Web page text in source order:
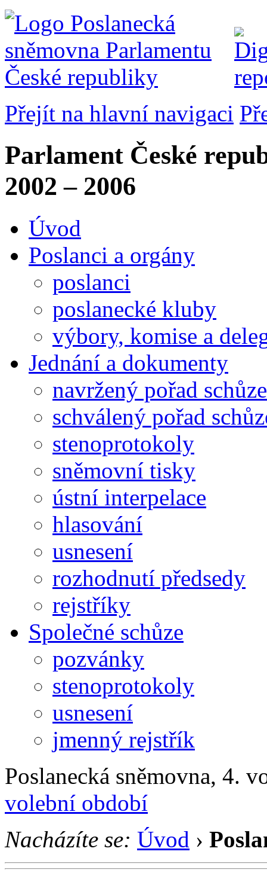
Přejít na hlavní navigaci
Parlament České
2002 – 2006
Úvod
Poslanci a orgány
poslanci
poslanecké kluby
výbory, komise a
Jednání a dokumenty
navržený pořad schůze
schválený pořad
stenoprotokoly
sněmovní tisky
ústní interpelace
hlasování
usnesení
rozhodnutí předsedy
rejstříky
Společné schůze
pozvánky
stenoprotokoly
usnesení
jmenný rejstřík
Poslanecká sněmovna, 4.
volební období
Nacházíte se: Úvod ›